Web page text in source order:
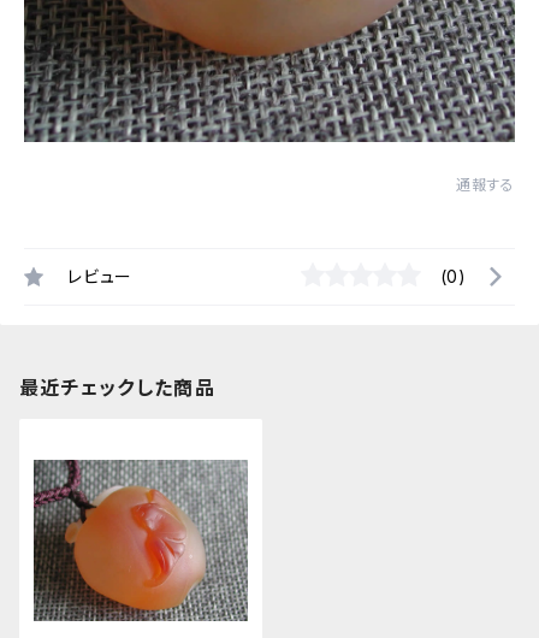
通報する
レビュー (0)
最近チェックした商品